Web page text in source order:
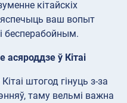
кітайскіх
ваш вопыт
бесперабойным.
ў Кітаі
штогод гінуць з-за
таму вельмі важна